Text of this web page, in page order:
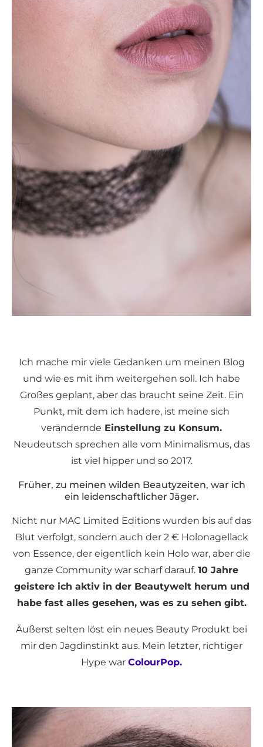
Ich mache mir viele Gedanken um meinen Blog
und wie es mit ihm weitergehen soll. Ich habe
Großes geplant, aber das braucht seine Zeit. Ein
Punkt, mit dem ich hadere, ist meine sich
verändernde Einstellung zu Konsum.
Neudeutsch sprechen alle vom Minimalismus, das
ist viel hipper und so 2017.
Früher, zu meinen wilden Beautyzeiten, war ich
ein leidenschaftlicher Jäger.
Nicht nur MAC Limited Editions wurden bis auf das
Blut verfolgt, sondern auch der 2 € Holonagellack
von Essence, der eigentlich kein Holo war, aber die
ganze Community war scharf darauf. 10 Jahre
geistere ich aktiv in der Beautywelt herum und
habe fast alles gesehen, was es zu sehen gibt.
Äußerst selten löst ein neues Beauty Produkt bei
mir den Jagdinstinkt aus. Mein letzter, richtiger
Hype war ColourPop.